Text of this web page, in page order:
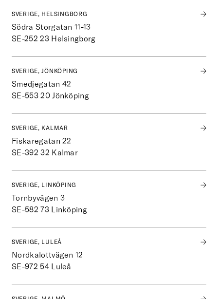
SVERIGE, HELSINGBORG
Södra Storgatan 11-13
SE-252 23 Helsingborg
SVERIGE, JÖNKÖPING
Smedjegatan 42
SE-553 20 Jönköping
SVERIGE, KALMAR
Fiskaregatan 22
SE-392 32 Kalmar
SVERIGE, LINKÖPING
Tornbyvägen 3
SE-582 73 Linköping
SVERIGE, LULEÅ
Nordkalottvägen 12
SE-972 54 Luleå